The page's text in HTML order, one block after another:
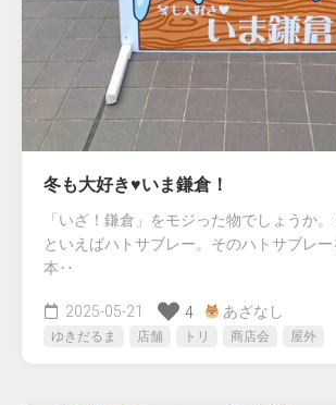
冬も大好き♥いま鎌倉！
「いざ！鎌倉」をモジった物でしょうか
といえばハトサブレー。そのハトサブレ
本‥
2025-05-21 4 あざなし
ゆきだるま 店舗 トリ 商店会 屋外